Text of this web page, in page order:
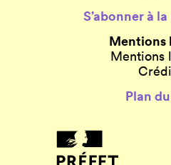
S’abonner à
Mentions
Mentions
Plan